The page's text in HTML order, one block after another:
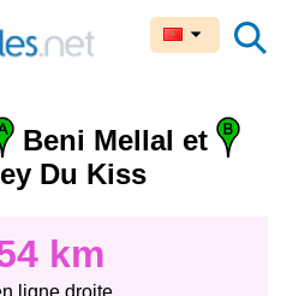
Beni Mellal et
Du Kiss
km